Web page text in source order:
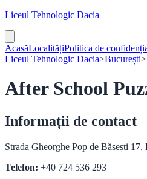
Liceul Tehnologic Dacia
AcasăLocalitățiPolitica de
Liceul Tehnologic Dacia>București>
After School
Informații de contact
Strada Gheorghe Pop de Băsești
Telefon: +40 724 536 293